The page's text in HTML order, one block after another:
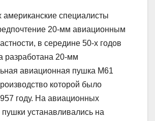
американские специалисты
20-мм авиационным
в середине 50-х годов
20-мм
авиационная пушка М61
которой было
году. На авиационных
пушки устанавливались на